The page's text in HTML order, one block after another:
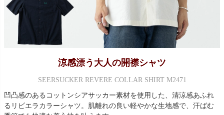
涼感漂う大人の開襟シャツ
SEERSUCKER REVERE COLLAR SHIRT M2471
凹凸感のあるコットンシアサッカー素材を使用した、清涼感あふれ
るリビエラカラーシャツ。肌離れの良い軽やかな生地感で、汗ばむ